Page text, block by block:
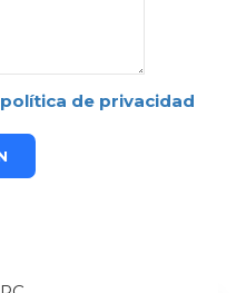
política de privacidad